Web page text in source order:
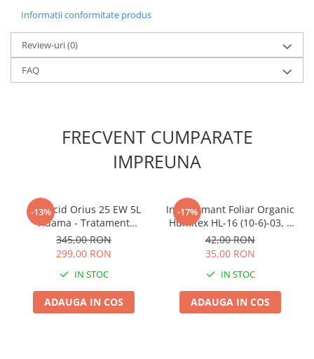
Lubrifianti
Masca de sudura & accesori
Motocoasa
Motocoasa si consumabile /
Rulete masurat
Sape/ Cazmale/ Lopeti
Scule electrice
Set chei combinate
Surubelnite
Produse Zootehnie
Informatii conformitate produs
Review-uri(0)
FAQ
FRECVENT CUMPARATE
IMPREUNA
-13%
Fungicid Orius 25 EW 5L
Adama - Tratament
Sistemic Profesional pentru
Cereale, Rapita si Pomi
345,00 RON
299,00 RON
IN STOC
ADAUGA IN COS
-17%
Ingrasamant Foliar Organic
Humitex HL-16 (10-6)-03, 1
Litru, Biostimulator cu Acizi
Humici si Fulvici
42,00 RON
35,00 RON
IN STOC
ADAUGA IN COS